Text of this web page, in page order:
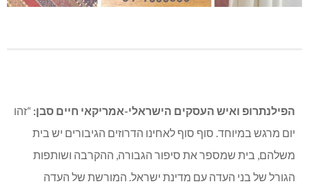
הפילנתרופ ואיש העסקים הישראלי-אמריקאי חיים סבן: “זהו
יום מרגש במיוחד. סוף סוף לאחינו הדרוזים הגיבורים יש בית
משלהם, בית שמספר את סיפור הגבורה, ההקרבה ושותפות
הגורל של בני העדה עם מדינת ישראל. המורשת של העדה